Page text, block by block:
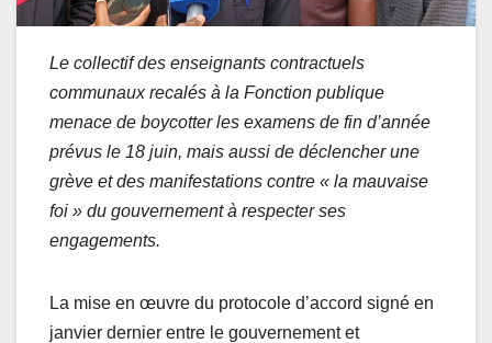
Le collectif des enseignants contractuels
communaux recalés à la Fonction publique
menace de boycotter les examens de fin d’année
prévus le 18 juin, mais aussi de déclencher une
grève et des manifestations contre « la mauvaise
foi » du gouvernement à respecter ses
engagements.
La mise en œuvre du protocole d’accord signé en
janvier dernier entre le gouvernement et